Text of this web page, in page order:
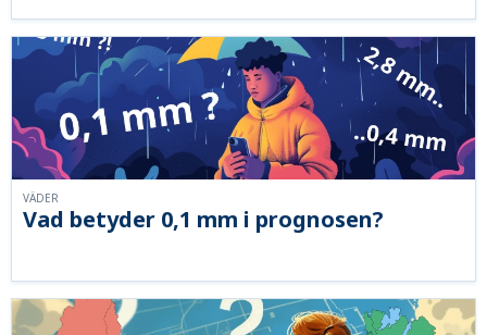
Vad betyder 0,1 mm i prognosen?
VÄDER